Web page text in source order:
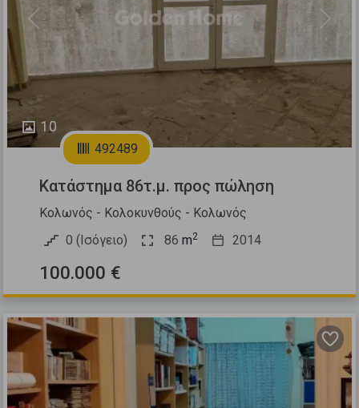
10
Previous Next
492489
Κατάστημα 86τ.μ. προς πώληση
Κολωνός - Κολοκυνθούς - Κολωνός
0 (Ισόγειο)
86 m2 2014
100.000 €